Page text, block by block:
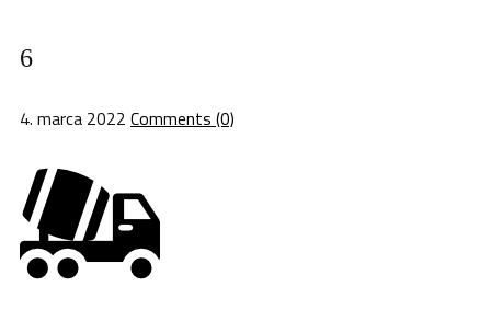
6
4. marca 2022 Comments (0)